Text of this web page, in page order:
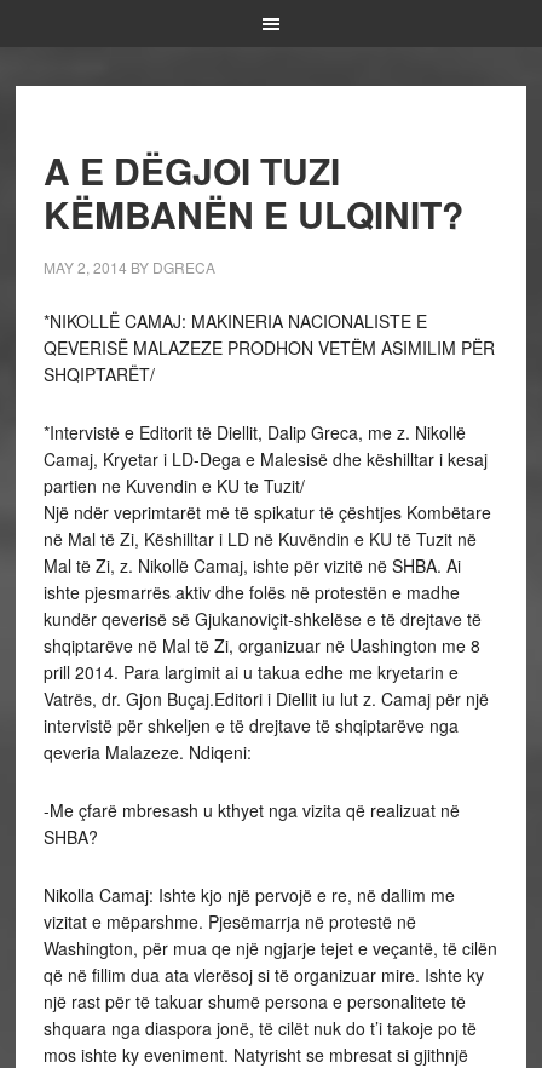
A E DËGJOI TUZI
KËMBANËN E ULQINIT?
MAY 2, 2014 BY DGRECA
*NIKOLLË CAMAJ: MAKINERIA NACIONALISTE E
QEVERISË MALAZEZE PRODHON VETËM ASIMILIM PËR
SHQIPTARËT/
*Intervistë e Editorit të Diellit, Dalip Greca, me z. Nikollë
Camaj, Kryetar i LD-Dega e Malesisë dhe këshilltar i kesaj
partien ne Kuvendin e KU te Tuzit/
Një ndër veprimtarët më të spikatur të çështjes Kombëtare
në Mal të Zi, Këshilltar i LD në Kuvëndin e KU të Tuzit në
Mal të Zi, z. Nikollë Camaj, ishte për vizitë në SHBA. Ai
ishte pjesmarrës aktiv dhe folës në protestën e madhe
kundër qeverisë së Gjukanoviçit-shkelëse e të drejtave të
shqiptarëve në Mal të Zi, organizuar në Uashington me 8
prill 2014. Para largimit ai u takua edhe me kryetarin e
Vatrës, dr. Gjon Buçaj.Editori i Diellit iu lut z. Camaj për një
intervistë për shkeljen e të drejtave të shqiptarëve nga
qeveria Malazeze. Ndiqeni:
-Me çfarë mbresash u kthyet nga vizita që realizuat në
SHBA?
Nikolla Camaj: Ishte kjo një pervojë e re, në dallim me
vizitat e mëparshme. Pjesëmarrja në protestë në
Washington, për mua qe një ngjarje tejet e veçantë, të cilën
që në fillim dua ata vlerësoj si të organizuar mire. Ishte ky
një rast për të takuar shumë persona e personalitete të
shquara nga diaspora jonë, të cilët nuk do t’i takoje po të
mos ishte ky eveniment. Natyrisht se mbresat si gjithnjë